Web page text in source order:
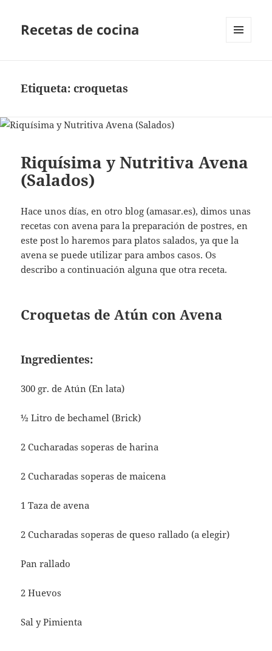
Recetas de cocina
Etiqueta:croquetas
Riquísima y Nutritiva Avena
(Salados)
Hace unos días, en otro blog (amasar.es), dimos unas
recetas con avena para la preparación de postres, en
este post lo haremos para platos salados, ya que la
avena se puede utilizar para ambos casos. Os
describo a continuación alguna que otra receta.
Croquetas de Atún con Avena
Ingredientes:
300 gr. de Atún (En lata)
½ Litro de bechamel (Brick)
2 Cucharadas soperas de harina
2 Cucharadas soperas de maicena
1 Taza de avena
2 Cucharadas soperas de queso rallado (a elegir)
Pan rallado
2 Huevos
Sal y Pimienta